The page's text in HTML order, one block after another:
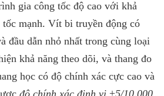
gia công tốc độ cao với khả
tốc mạnh. Vít bi truyền động có
đầu dẫn nhỏ nhất trong cùng loại
khả năng theo dõi, và thang đo
học có độ chính xác cực cao và
độ chính xác định vị ±5/10.000